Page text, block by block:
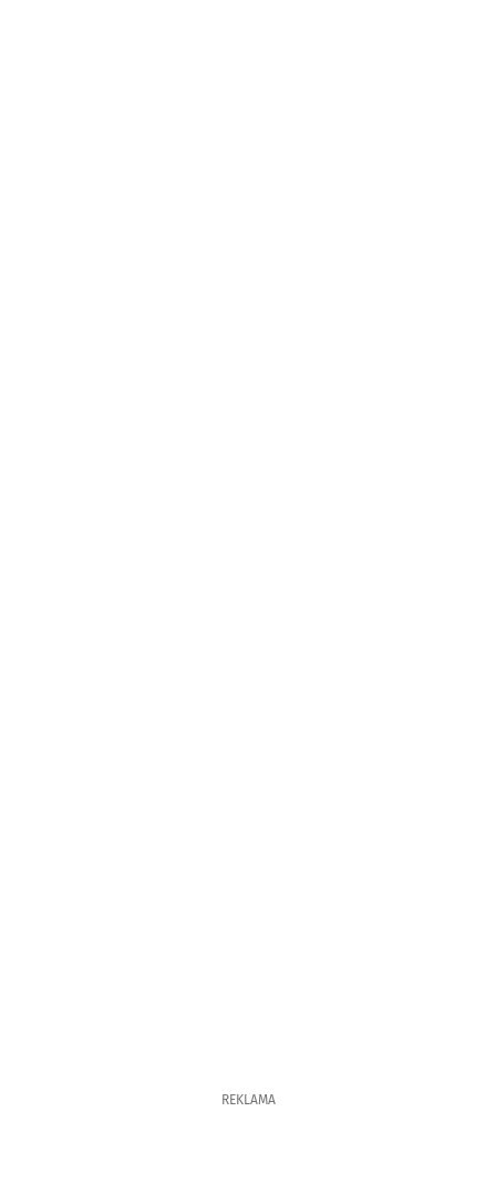
REKLAMA